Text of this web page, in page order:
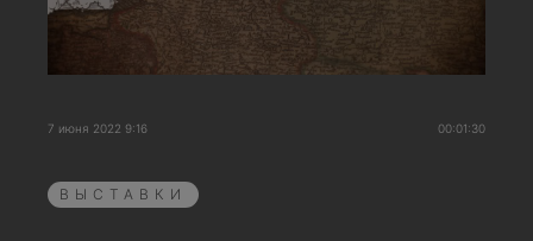
7 июня 2022 9:16 00:01:30
ВЫСТАВКИ